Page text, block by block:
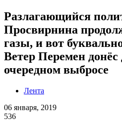
Разлагающийся
Просвирнина
газы, и вот
Ветер Перемен донёс
очередном выбросе
Лента
06 января, 2019
536